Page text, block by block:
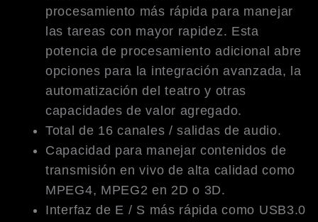
procesamiento más rápida para manejar
las tareas con mayor rapidez. Esta
potencia de procesamiento adicional abre
opciones para la integración avanzada, la
automatización del teatro y otras
capacidades de valor agregado.
Total de 16 canales / salidas de audio.
Capacidad para manejar contenidos de
transmisión en vivo de alta calidad como
MPEG4, MPEG2 en 2D o 3D.
Interfaz de E / S más rápida como USB3.0